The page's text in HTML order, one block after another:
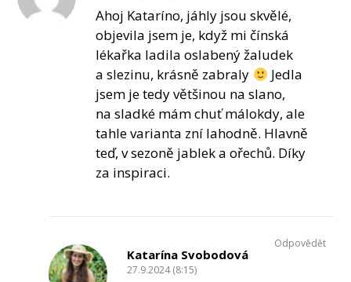
Ahoj Kataríno, jáhly jsou skvělé,
objevila jsem je, když mi čínská
lékařka ladila oslabený žaludek
a slezinu, krásně zabraly
Jedla
jsem je tedy většinou na slano,
na sladké mám chuť málokdy, ale
tahle varianta zní lahodně. Hlavně
teď, v sezoně jablek a ořechů. Díky
za inspiraci.
Katarína Svobodová
27.9.2024 (8:15)
Odpovědět